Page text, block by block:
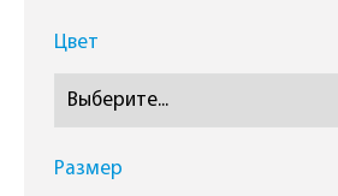
Цвет
Размер